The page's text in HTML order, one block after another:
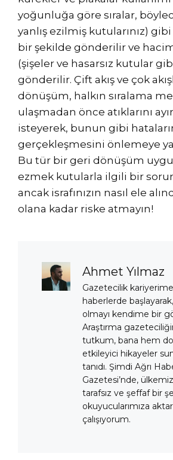
yoğunluğa göre sıralar,
yanlış ezilmiş kutularınız)
bir şekilde gönderilir ve
(şişeler ve hasarsız kutular
gönderilir. Çift akış ve çok
dönüşüm, halkın sıralama
ulaşmadan önce atıklarını
isteyerek, bunun gibi
gerçekleşmesini önlemeye
Bu tür bir geri dönüşüm
ezmek kutularla ilgili bir
ancak israfınızın nasıl ele
olana kadar riske atmayın!
Ahmet Yılmaz
Gazetecilik
haberlerde
olmayı kendime bir
Araştırma
tutkum, bana hem
etkileyici hikayeler
tanıdı. Şimdi Ağrı
Gazetesi’nde,
tarafsız ve şeffaf bir
okuyucularımıza
çalışıyorum.